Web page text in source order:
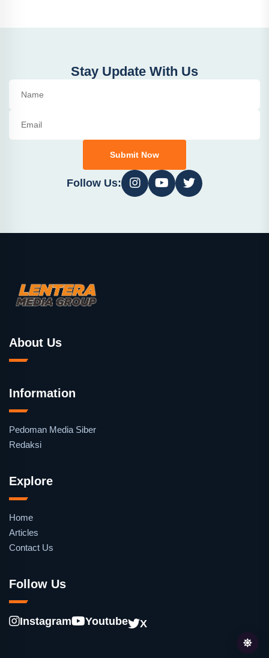
Stay Update With Us
Submit Now
Follow Us:
About Us
Information
Pedoman Media Siber
Redaksi
Explore
Home
Articles
Contact Us
Follow Us
Instagram Youtube X